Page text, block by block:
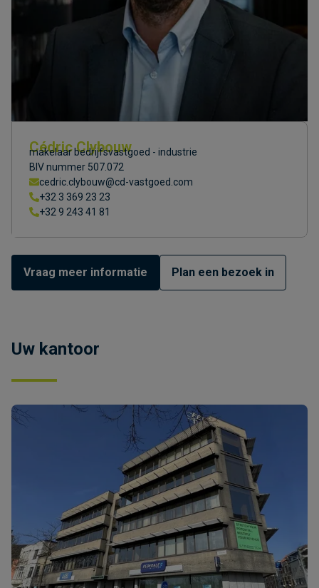
Cédric Clybouw
makelaar bedrijfsvastgoed - industrie
BIV nummer 507.072
cedric.clybouw@cd-vastgoed.com
+32 3 369 23 23
+32 9 243 41 81
Vraag meer informatie Plan een bezoek in
Uw kantoor